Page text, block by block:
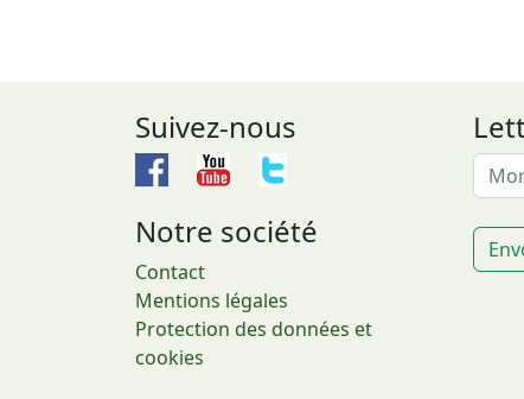
Suivez-nous
Notre société
Contact
Mentions légales
Protection des données et
cookies